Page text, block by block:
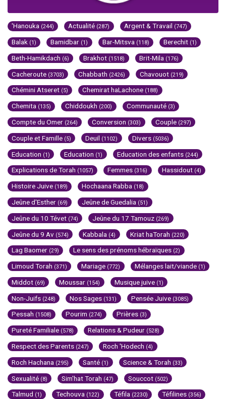
'Hanouka (244) Actualité (287) Argent & Travail (747)
Balak (1) Bamidbar (1) Bar-Mitsva (118) Berechit (1)
Beth-Hamikdach (6) Brakhot (1518) Brit-Mila (176)
Cacheroute (3703) Chabbath (2426) Chavouot (219)
Chémini Atseret (5) Chemirat haLachone (188)
Chemita (135) Chiddoukh (200) Communauté (3)
Compte du Omer (264) Conversion (303) Couple (297)
Couple et Famille (5) Deuil (1102) Divers (5036)
Education (1) Education (1) Education des enfants (244)
Explications de Torah (1057) Femmes (316) Hassidout (4)
Histoire Juive (189) Hochaana Rabba (18)
Jeûne d'Esther (69) Jeûne de Guedalia (51)
Jeûne du 10 Tévet (74) Jeûne du 17 Tamouz (269)
Jeûne du 9 Av (574) Kabbala (4) Kriat haTorah (220)
Lag Baomer (29) Le sens des prénoms hébraïques (2)
Limoud Torah (371) Mariage (772) Mélanges lait/viande (1)
Middot (69) Moussar (154) Musique juive (1)
Non-Juifs (248) Nos Sages (131) Pensée Juive (3085)
Pessah (1508) Pourim (274) Prières (3)
Pureté Familiale (578) Relations & Pudeur (528)
Respect des Parents (247) Roch 'Hodech (4)
Roch Hachana (295) Santé (1) Science & Torah (33)
Sexualité (8) Sim'hat Torah (47) Souccot (502)
Talmud (1) Techouva (122) Téfila (2230) Téfilines (356)